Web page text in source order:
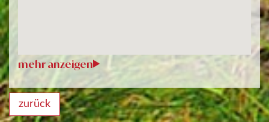
zurück